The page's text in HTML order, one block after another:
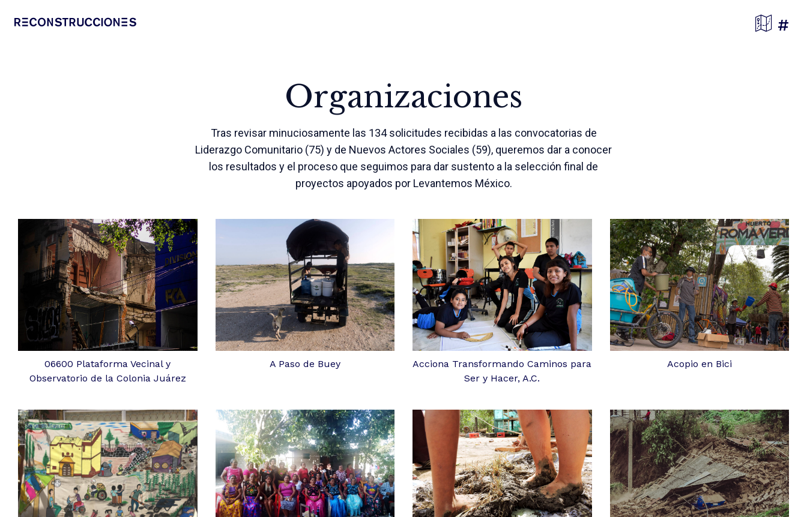
Mapa
#
Organizaciones
Tras revisar minuciosamente las 134 solicitudes recibidas a las convocatorias de
Liderazgo Comunitario (75) y de Nuevos Actores Sociales (59), queremos dar a conocer
los resultados y el proceso que seguimos para dar sustento a la selección final de
proyectos apoyados por Levantemos México.
06600 Plataforma Vecinal y
Observatorio de la Colonia Juárez
A Paso de Buey
Acciona Transformando Caminos para
Ser y Hacer, A.C.
Acopio en Bici